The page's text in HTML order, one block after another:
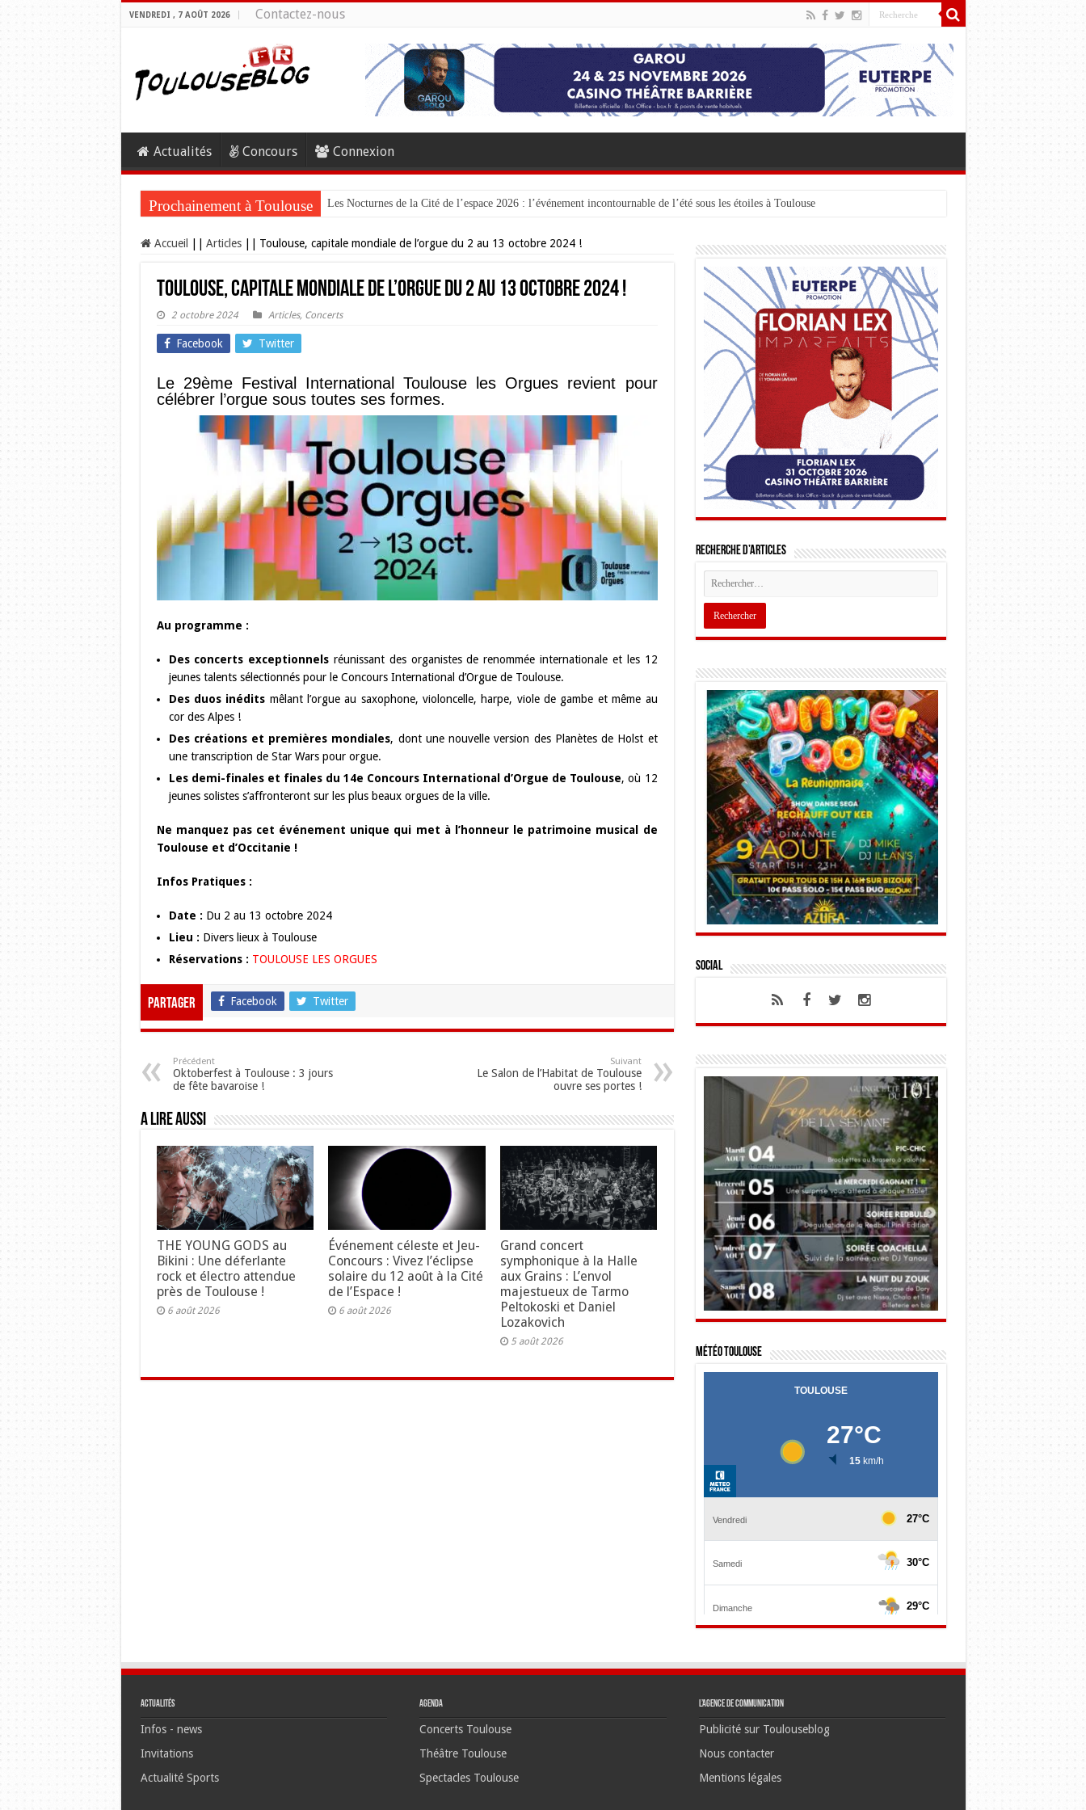
VENDREDI , 7 AOÛT 2026 Contactez-nous
Actualités Concours Connexion
Prochainement à Toulouse Les Nocturnes de la Cité de l’espace 2026 : l’événement incontournable de l’été sous les étoiles à Toulouse
Accueil Articles Toulouse, capitale mondiale de l’orgue du 2 au 13 octobre 2024 !
Toulouse, capitale mondiale de l’orgue du 2 au 13 octobre 2024 !
2 octobre 2024 Articles, Concerts
Facebook Twitter
Le 29ème Festival International Toulouse les Orgues revient pour
célébrer l’orgue sous toutes ses formes.
Au programme :
Des concerts exceptionnels réunissant des organistes de renommée internationale et les 12
jeunes talents sélectionnés pour le Concours International d’Orgue de Toulouse.
Des duos inédits mêlant l’orgue au saxophone, violoncelle, harpe, viole de gambe et même au
cor des Alpes !
Des créations et premières mondiales, dont une nouvelle version des Planètes de Holst et
une transcription de Star Wars pour orgue.
Les demi-finales et finales du 14e Concours International d’Orgue de Toulouse, où 12
jeunes solistes s’affronteront sur les plus beaux orgues de la ville.
Ne manquez pas cet événement unique qui met à l’honneur le patrimoine musical de
Toulouse et d’Occitanie !
Infos Pratiques :
Date : Du 2 au 13 octobre 2024
Lieu : Divers lieux à Toulouse
Réservations : TOULOUSE LES ORGUES
Partager Facebook Twitter
Précédent
Oktoberfest à Toulouse : 3 jours
de fête bavaroise !
Suivant
Le Salon de l’Habitat de Toulouse
ouvre ses portes !
A lire aussi
THE YOUNG GODS au
Bikini : Une déferlante
rock et électro attendue
près de Toulouse !
6 août 2026
Événement céleste et Jeu-
Concours : Vivez l’éclipse
solaire du 12 août à la Cité
de l’Espace !
6 août 2026
Grand concert
symphonique à la Halle
aux Grains : L’envol
majestueux de Tarmo
Peltokoski et Daniel
Lozakovich
5 août 2026
Recherche d’articles
Social
Météo Toulouse
Actualités
Infos - news
Invitations
Actualité Sports
Agenda
Concerts Toulouse
Théâtre Toulouse
Spectacles Toulouse
L’agence de communication
Publicité sur Toulouseblog
Nous contacter
Mentions légales